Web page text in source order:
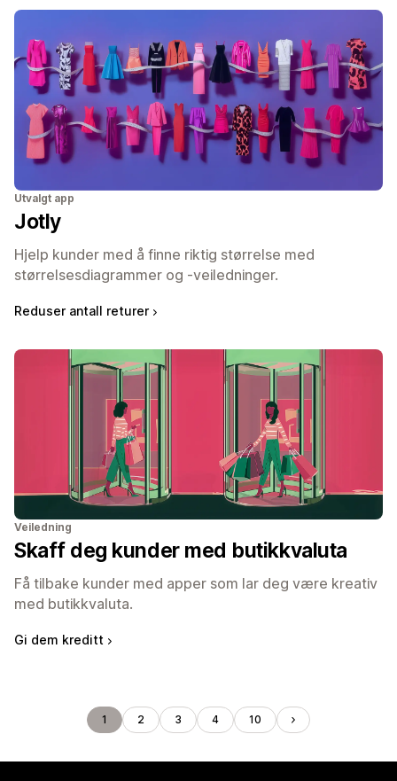
Utvalgt app
Jotly
Hjelp kunder med å finne riktig størrelse med
størrelsesdiagrammer og -veiledninger.
Reduser antall returer
Veiledning
Skaff deg kunder med butikkvaluta
Få tilbake kunder med apper som lar deg være kreativ
med butikkvaluta.
Gi dem kreditt
1 2 3 4 10